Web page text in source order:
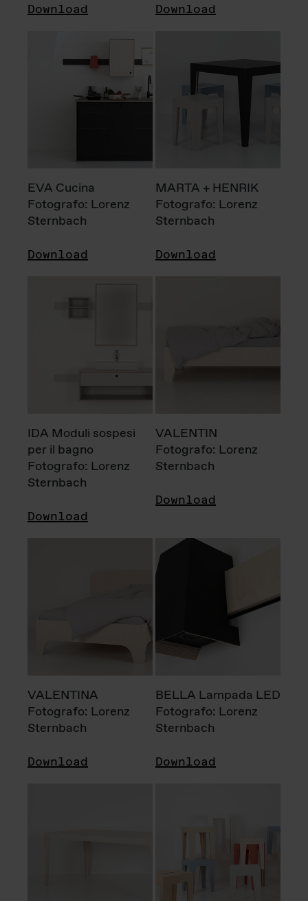
Download Download
EVA Cucina
Fotografo: Lorenz
Sternbach
Download
MARTA + HENRIK
Fotografo: Lorenz
Sternbach
Download
IDA Moduli sospesi
per il bagno
Fotografo: Lorenz
Sternbach
Download
VALENTIN
Fotografo: Lorenz
Sternbach
Download
VALENTINA
Fotografo: Lorenz
Sternbach
Download
BELLA Lampada LED
Fotografo: Lorenz
Sternbach
Download